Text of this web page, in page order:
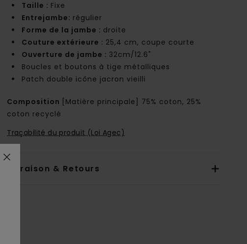
Taille : Fixe
Entrejambe: régulier
Forme de la jambe : droite
Couture extérieure : 25,4 cm, coupe courte
Ouverture de jambe :32cm/12.6"
Boucles et boutons à tige métalliques
Patch double icône jacron vieilli
Composition
[Matière principale] 75% coton, 25%
coton recyclé
Traçabilité du produit (Loi Agec)
Livraison & Retours